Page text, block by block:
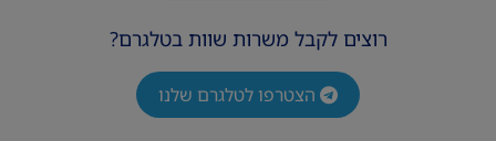
רוצים לקבל משרות שוות בטלגרם?
הצטרפו לטלגרם שלנו